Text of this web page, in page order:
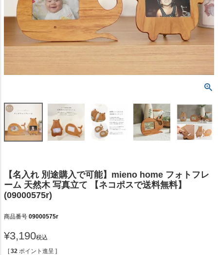
【名入れ 別途購入で可能】mieno home フォトフレ
ーム 天然木 写真立て 【ネコポスで送料無料】
(09000575r)
商品番号 09000575r
¥3,190税込
[ 32 ポイント進呈 ]